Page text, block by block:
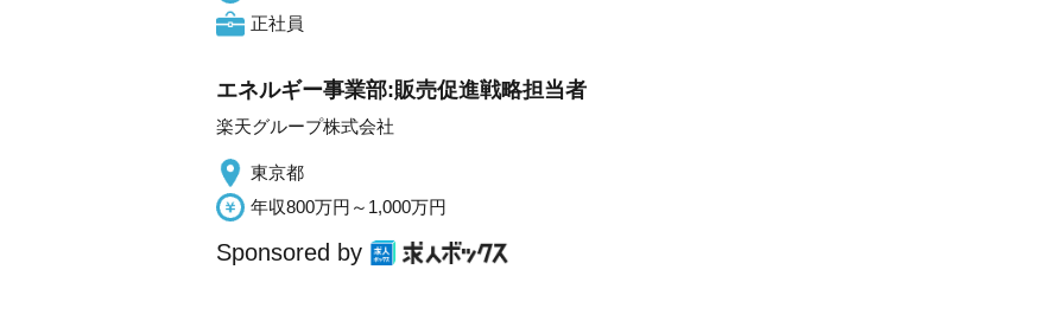
正社員
エネルギー事業部:販売促進戦略担当者
楽天グループ株式会社
東京都
年収800万円～1,000万円
Sponsored by